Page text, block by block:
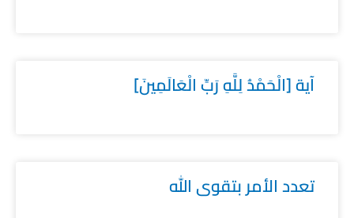
آية [الْحَمْدُ لِلَّهِ رَبِّ الْعَالَمِينَ]
تعدد الأمر بتقوى الله